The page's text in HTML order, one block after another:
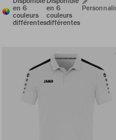
en 6
couleurs
différentes
en 6
couleurs
différentes